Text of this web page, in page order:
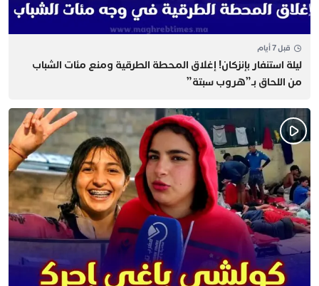
قبل 7 أيام
​ليلة استنفار بإنزكان! إغلاق المحطة الطرقية ومنع مئات الشباب
من اللحاق بـ”هروب سبتة”